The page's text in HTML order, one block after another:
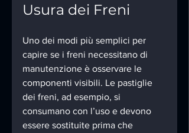
Usura dei Freni
Uno dei modi più semplici per
capire se i freni necessitano di
manutenzione è osservare le
componenti visibili. Le pastiglie
dei freni, ad esempio, si
consumano con l’uso e devono
essere sostituite prima che